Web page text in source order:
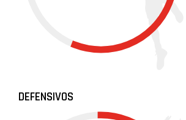
DEFENSIVOS